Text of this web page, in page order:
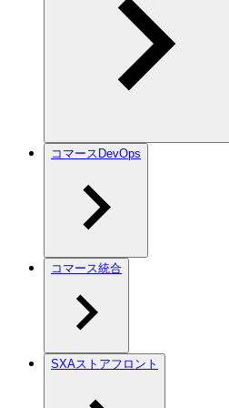
コマースDevOps
コマース統合
SXAストアフロント